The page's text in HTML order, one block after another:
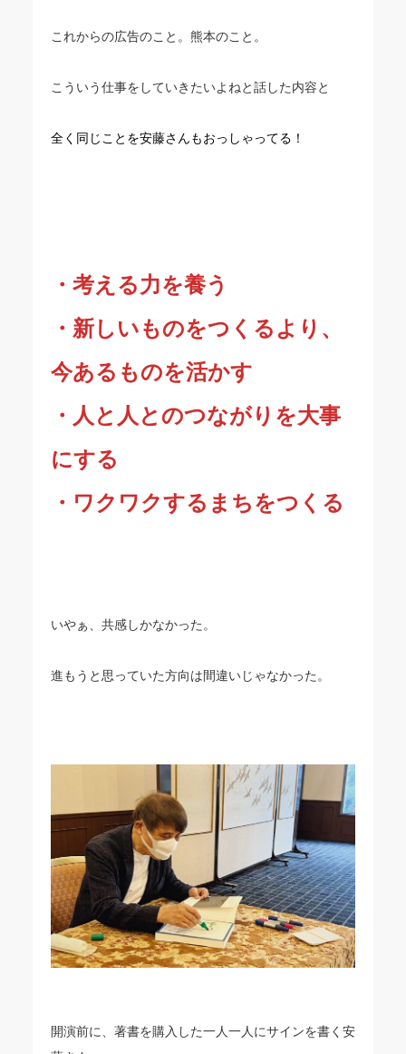
これからの広告のこと。熊本のこと。
こういう仕事をしていきたいよねと話した内容と
全く同じことを安藤さんもおっしゃってる！
・考える力を養う
・新しいものをつくるより、
今あるものを活かす
・人と人とのつながりを大事
にする
・ワクワクするまちをつくる
いやぁ、共感しかなかった。
進もうと思っていた方向は間違いじゃなかった。
開演前に、著書を購入した一人一人にサインを書く安